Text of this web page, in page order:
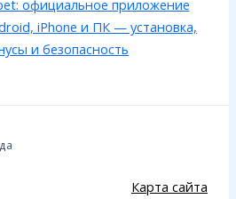
официальное приложение
iPhone и ПК — установка,
и безопасность
Карта сайта